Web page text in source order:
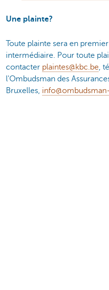
Une plainte?
Toute plainte sera en
intermédiaire. Pour toute
contacter plaintes@kbc.be,
l'Ombudsman des
Bruxelles,